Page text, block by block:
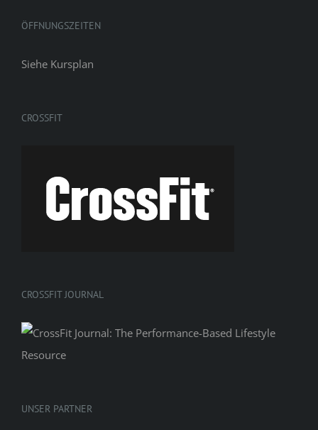
ÖFFNUNGSZEITEN
Siehe Kursplan
CROSSFIT
CROSSFIT JOURNAL
UNSER PARTNER